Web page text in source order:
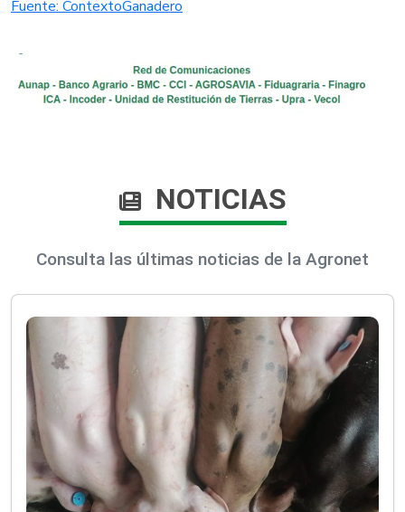
Fuente: ContextoGanadero​
NOTICIAS
Consulta las últimas noticias de la Agronet